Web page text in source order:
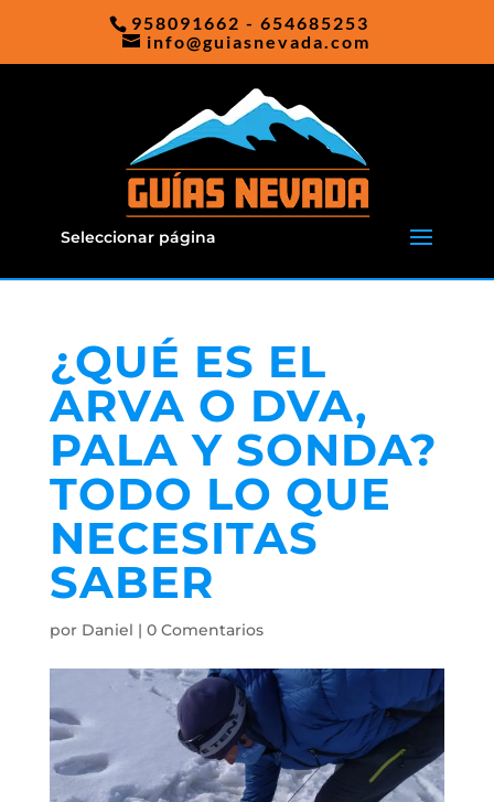
958091662 - 654685253
info@guiasnevada.com
Seleccionar página
¿QUÉ ES EL
ARVA O DVA,
PALA Y SONDA?
TODO LO QUE
NECESITAS
SABER
por Daniel | 0 Comentarios